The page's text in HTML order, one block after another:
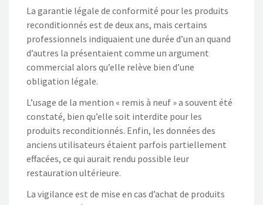
La garantie légale de conformité pour les produits
reconditionnés est de deux ans, mais certains
professionnels indiquaient une durée d’un an quand
d’autres la présentaient comme un argument
commercial alors qu’elle relève bien d’une
obligation légale.
L’usage de la mention « remis à neuf » a souvent été
constaté, bien qu’elle soit interdite pour les
produits reconditionnés. Enfin, les données des
anciens utilisateurs étaient parfois partiellement
effacées, ce qui aurait rendu possible leur
restauration ultérieure.
La vigilance est de mise en cas d’achat de produits